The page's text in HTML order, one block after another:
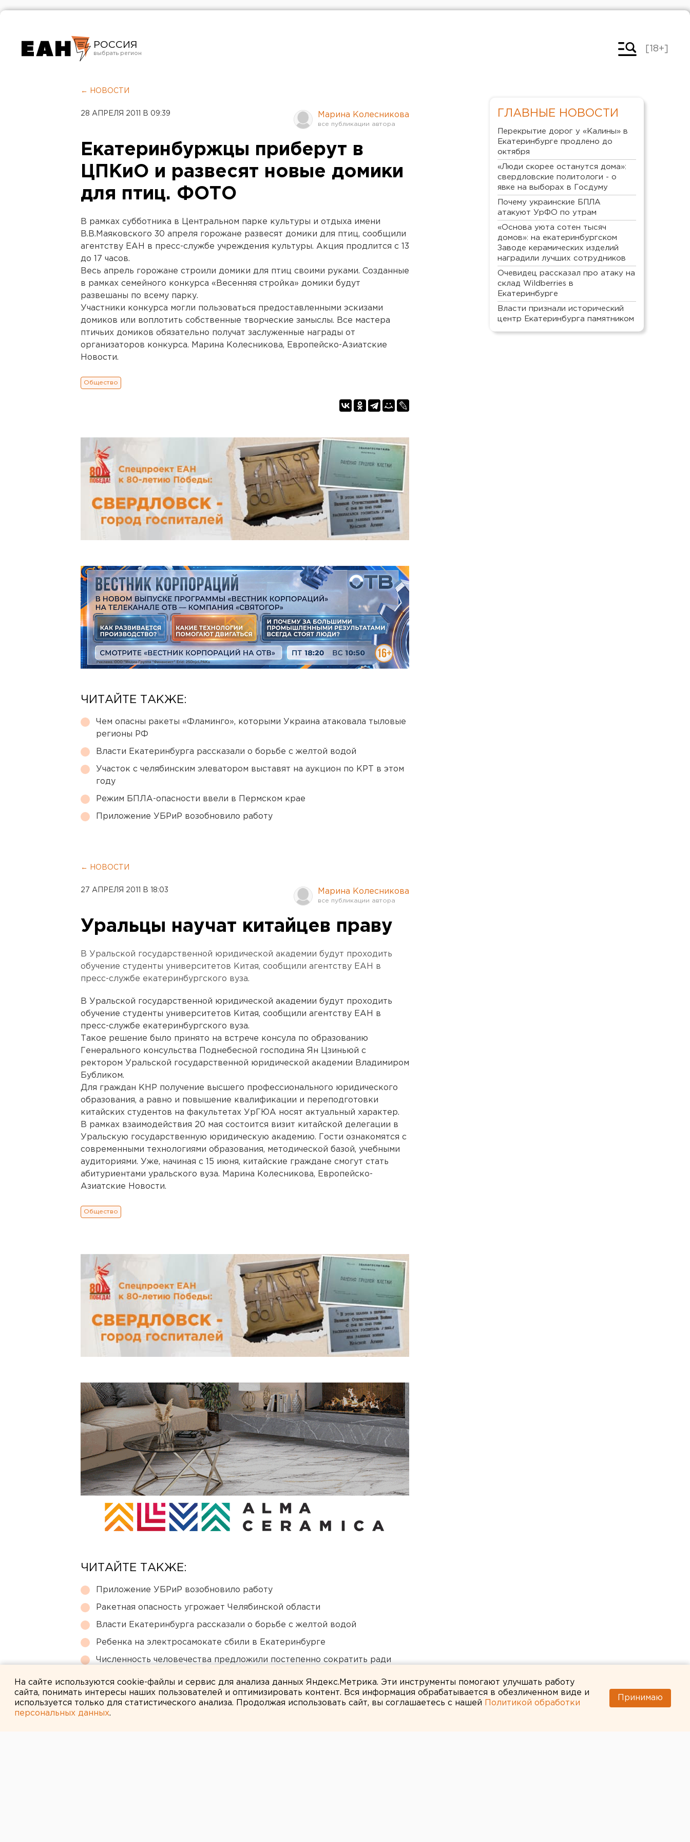
РОССИЯ
Челябинск
[18+]
← НОВОСТИ
28 АПРЕЛЯ 2011 В 09:39 Марина Колесникова
Екатеринбуржцы приберут в
ЦПКиО и развесят новые домики
для птиц. ФОТО
В рамках субботника в Центральном парке культуры и отдыха имени
В.В.Маяковского 30 апреля горожане развесят домики для птиц, сообщили
агентству ЕАН в пресс-службе учреждения культуры. Акция продлится с 13
до 17 часов.
Весь апрель горожане строили домики для птиц своими руками. Созданные
в рамках семейного конкурса «Весенняя стройка» домики будут
развешаны по всему парку.
Участники конкурса могли пользоваться предоставленными эскизами
домиков или воплотить собственные творческие замыслы. Все мастера
птичьих домиков обязательно получат заслуженные награды от
организаторов конкурса. Марина Колесникова, Европейско-Азиатские
Новости.
Общество
ЧИТАЙТЕ ТАКЖЕ:
Чем опасны ракеты «Фламинго», которыми Украина атаковала тыловые
регионы РФ
Власти Екатеринбурга рассказали о борьбе с желтой водой
Участок с челябинским элеватором выставят на аукцион по КРТ в этом
году
Режим БПЛА-опасности ввели в Пермском крае
Приложение УБРиР возобновило работу
← НОВОСТИ
27 АПРЕЛЯ 2011 В 18:03 Марина Колесникова
Уральцы научат китайцев праву
В Уральской государственной юридической академии будут проходить
обучение студенты университетов Китая, сообщили агентству ЕАН в
пресс-службе екатеринбургского вуза.
В Уральской государственной юридической академии будут проходить
обучение студенты университетов Китая, сообщили агентству ЕАН в
пресс-службе екатеринбургского вуза.
Такое решение было принято на встрече консула по образованию
Генерального консульства Поднебесной господина Ян Цзиньюй с
ректором Уральской государственной юридической академии Владимиром
Бубликом.
Для граждан КНР получение высшего профессионального юридического
образования, а равно и повышение квалификации и переподготовки
китайских студентов на факультетах УрГЮА носят актуальный характер.
В рамках взаимодействия 20 мая состоится визит китайской делегации в
Уральскую государственную юридическую академию. Гости ознакомятся с
современными технологиями образования, методической базой, учебными
аудиториями. Уже, начиная с 15 июня, китайские граждане смогут стать
абитуриентами уральского вуза. Марина Колесникова, Европейско-
Азиатские Новости.
Общество
ЧИТАЙТЕ ТАКЖЕ:
Приложение УБРиР возобновило работу
Ракетная опасность угрожает Челябинской области
Власти Екатеринбурга рассказали о борьбе с желтой водой
Ребенка на электросамокате сбили в Екатеринбурге
Численность человечества предложили постепенно сократить ради
ГЛАВНЫЕ НОВОСТИ
Перекрытие дорог у «Калины» в
Екатеринбурге продлено до
октября
«Люди скорее останутся дома»:
свердловские политологи - о
явке на выборах в Госдуму
Почему украинские БПЛА
атакуют УрФО по утрам
«Основа уюта сотен тысяч
домов»: на екатеринбургском
Заводе керамических изделий
наградили лучших сотрудников
Очевидец рассказал про атаку на
склад Wildberries в
Екатеринбурге
Власти признали исторический
центр Екатеринбурга памятником
На сайте используются cookie-файлы и сервис для анализа данных Яндекс.Метрика. Эти инструменты помогают улучшать работу
сайта, понимать интересы наших пользователей и оптимизировать контент. Вся информация обрабатывается в обезличенном виде и
используется только для статистического анализа. Продолжая использовать сайт, вы соглашаетесь с нашей
Политикой обработки
персональных данных.
Принимаю